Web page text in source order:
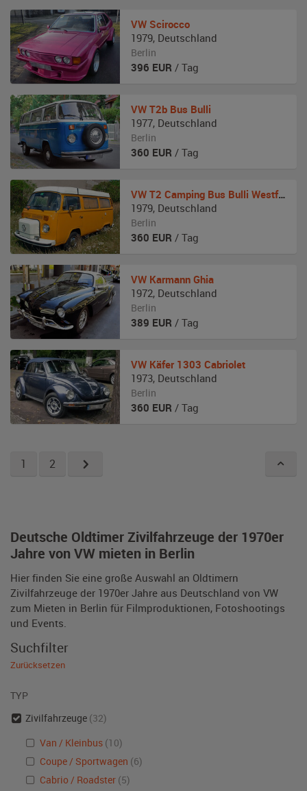
Deutsche Oldtimer Zivilfahrzeuge der 1970er
Jahre von VW mieten in Berlin
Hier finden Sie eine große Auswahl an Oldtimern
Zivilfahrzeuge der 1970er Jahre aus Deutschland von VW
zum Mieten in Berlin für Filmproduktionen, Fotoshootings
und Events.
VW Scirocco
1979, Deutschland
Berlin
396 EUR / Tag
VW T2b Bus Bulli
1977, Deutschland
Berlin
360 EUR / Tag
VW T2 Camping Bus Bulli Westfalia Berlin
1979, Deutschland
Berlin
360 EUR / Tag
VW Karmann Ghia
1972, Deutschland
Berlin
389 EUR / Tag
VW Käfer 1303 Cabriolet
1973, Deutschland
Berlin
360 EUR / Tag
1 2
Suchfilter
Zurücksetzen
TYP
Zivilfahrzeuge (32)
Van / Kleinbus (10)
Coupe / Sportwagen (6)
Cabrio / Roadster (5)